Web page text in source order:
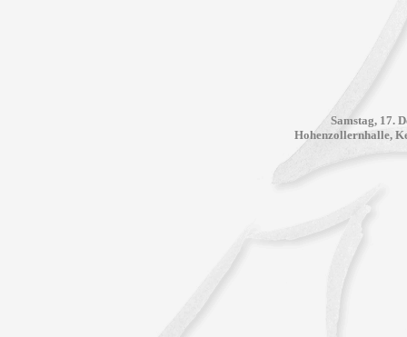
Samstag, 17.
Hohenzollernhalle,